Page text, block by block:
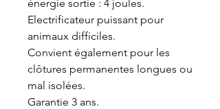
énergie sortie : 4 joules.
Electrificateur puissant pour
animaux difficiles.
Convient également pour les
clôtures permanentes longues ou
mal isolées.
Garantie 3 ans.